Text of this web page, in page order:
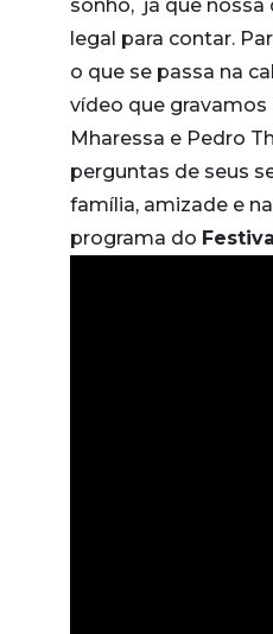
sonho, já que nossa
legal para contar.
o que se passa na
vídeo que gravamos
Mharessa e Pedro
perguntas de seus
família, amizade e
programa do